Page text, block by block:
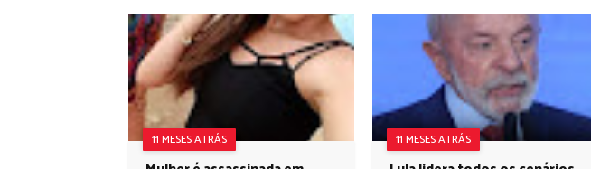
11 MESES ATRÁS 11 MESES ATRÁS